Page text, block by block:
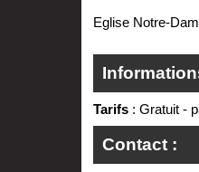
Eglise Notre-
Tarifs: Gratuit -
Contact :